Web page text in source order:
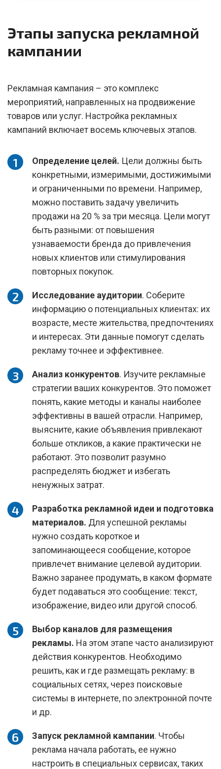
Этапы запуска рекламной
кампании
Рекламная кампания – это комплекс
мероприятий, направленных на продвижение
товаров или услуг. Настройка рекламных
кампаний включает восемь ключевых этапов.
Определение целей. Цели должны быть
конкретными, измеримыми, достижимыми
и ограниченными по времени. Например,
можно поставить задачу увеличить
продажи на 20 % за три месяца. Цели могут
быть разными: от повышения
узнаваемости бренда до привлечения
новых клиентов или стимулирования
повторных покупок.
Исследование аудитории. Соберите
информацию о потенциальных клиентах: их
возрасте, месте жительства, предпочтениях
и интересах. Эти данные помогут сделать
рекламу точнее и эффективнее.
Анализ конкурентов. Изучите рекламные
стратегии ваших конкурентов. Это поможет
понять, какие методы и каналы наиболее
эффективны в вашей отрасли. Например,
выясните, какие объявления привлекают
больше откликов, а какие практически не
работают. Это позволит разумно
распределять бюджет и избегать
ненужных затрат.
Разработка рекламной идеи и подготовка
материалов. Для успешной рекламы
нужно создать короткое и
запоминающееся сообщение, которое
привлечет внимание целевой аудитории.
Важно заранее продумать, в каком формате
будет подаваться это сообщение: текст,
изображение, видео или другой способ.
Выбор каналов для размещения
рекламы. На этом этапе часто анализируют
действия конкурентов. Необходимо
решить, как и где размещать рекламу: в
социальных сетях, через поисковые
системы в интернете, по электронной почте
и др.
Запуск рекламной кампании. Чтобы
реклама начала работать, ее нужно
настроить в специальных сервисах, таких